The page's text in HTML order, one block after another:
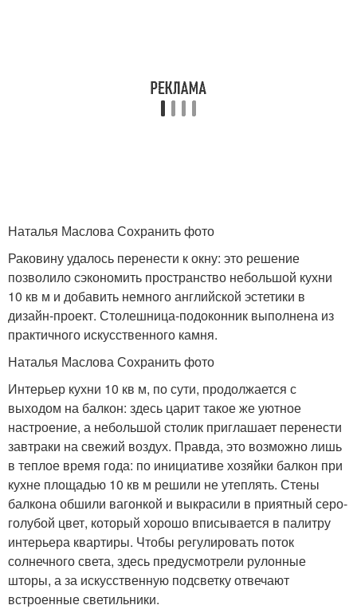
Наталья Маслова Сохранить фото
Раковину удалось перенести к окну: это решение
позволило сэкономить пространство небольшой кухни
10 кв м и добавить немного английской эстетики в
дизайн-проект. Столешница-подоконник выполнена из
практичного искусственного камня.
Наталья Маслова Сохранить фото
Интерьер кухни 10 кв м, по сути, продолжается с
выходом на балкон: здесь царит такое же уютное
настроение, а небольшой столик приглашает перенести
завтраки на свежий воздух. Правда, это возможно лишь
в теплое время года: по инициативе хозяйки балкон при
кухне площадью 10 кв м решили не утеплять. Стены
балкона обшили вагонкой и выкрасили в приятный серо-
голубой цвет, который хорошо вписывается в палитру
интерьера квартиры. Чтобы регулировать поток
солнечного света, здесь предусмотрели рулонные
шторы, а за искусственную подсветку отвечают
встроенные светильники.